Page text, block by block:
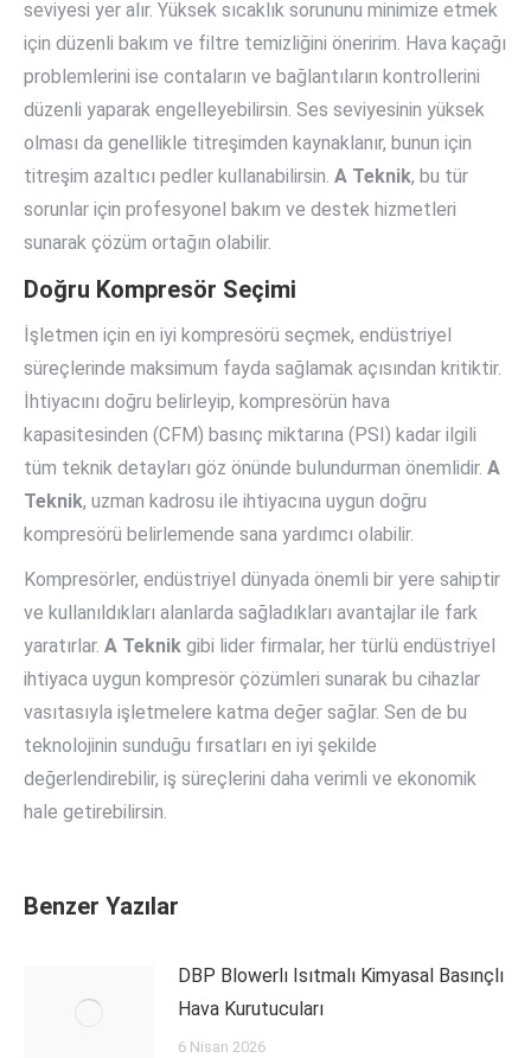
seviyesi yer alır. Yüksek sıcaklık sorununu minimize etmek
için düzenli bakım ve filtre temizliğini öneririm. Hava kaçağı
problemlerini ise contaların ve bağlantıların kontrollerini
düzenli yaparak engelleyebilirsin. Ses seviyesinin yüksek
olması da genellikle titreşimden kaynaklanır, bunun için
titreşim azaltıcı pedler kullanabilirsin. A Teknik, bu tür
sorunlar için profesyonel bakım ve destek hizmetleri
sunarak çözüm ortağın olabilir.
Doğru Kompresör Seçimi
İşletmen için en iyi kompresörü seçmek, endüstriyel
süreçlerinde maksimum fayda sağlamak açısından kritiktir.
İhtiyacını doğru belirleyip, kompresörün hava
kapasitesinden (CFM) basınç miktarına (PSI) kadar ilgili
tüm teknik detayları göz önünde bulundurman önemlidir. A
Teknik, uzman kadrosu ile ihtiyacına uygun doğru
kompresörü belirlemende sana yardımcı olabilir.
Kompresörler, endüstriyel dünyada önemli bir yere sahiptir
ve kullanıldıkları alanlarda sağladıkları avantajlar ile fark
yaratırlar. A Teknik gibi lider firmalar, her türlü endüstriyel
ihtiyaca uygun kompresör çözümleri sunarak bu cihazlar
vasıtasıyla işletmelere katma değer sağlar. Sen de bu
teknolojinin sunduğu fırsatları en iyi şekilde
değerlendirebilir, iş süreçlerini daha verimli ve ekonomik
hale getirebilirsin.
Benzer Yazılar
DBP Blowerlı Isıtmalı Kimyasal Basınçlı
Hava Kurutucuları
6 Nisan 2026